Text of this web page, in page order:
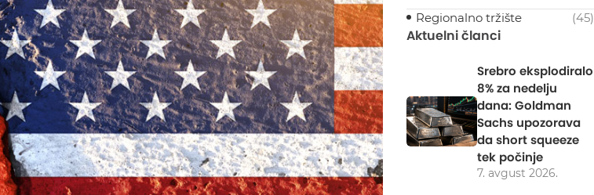
Regionalno tržište
(45)
Aktuelni članci
Srebro eksplodiralo
8% za nedelju
dana: Goldman
Sachs upozorava
da short squeeze
tek počinje
7. avgust 2026.